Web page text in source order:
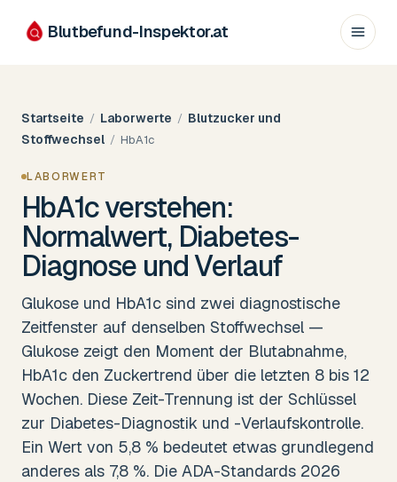
Blutbefund-Inspektor.at
Startseite / Laborwerte / Blutzucker und
Stoffwechsel / HbA1c
LABORWERT
HbA1c verstehen:
Normalwert, Diabetes-
Diagnose und Verlauf
Glukose und HbA1c sind zwei diagnostische
Zeitfenster auf denselben Stoffwechsel —
Glukose zeigt den Moment der Blutabnahme,
HbA1c den Zuckertrend über die letzten 8 bis 12
Wochen. Diese Zeit-Trennung ist der Schlüssel
zur Diabetes-Diagnostik und -Verlaufskontrolle.
Ein Wert von 5,8 % bedeutet etwas grundlegend
anderes als 7,8 %. Die ADA-Standards 2026